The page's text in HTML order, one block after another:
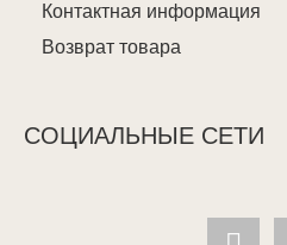
Контактная информация
Возврат товара
СОЦИАЛЬНЫЕ СЕТИ